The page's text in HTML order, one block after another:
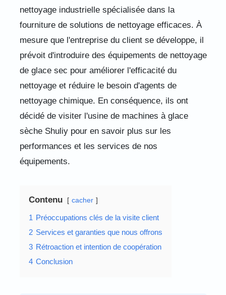
nettoyage industrielle spécialisée dans la
fourniture de solutions de nettoyage efficaces. À
mesure que l'entreprise du client se développe, il
prévoit d'introduire des équipements de nettoyage
de glace sec pour améliorer l'efficacité du
nettoyage et réduire le besoin d'agents de
nettoyage chimique. En conséquence, ils ont
décidé de visiter l'usine de machines à glace
sèche Shuliy pour en savoir plus sur les
performances et les services de nos
équipements.
Contenu cacher
1 Préoccupations clés de la visite client
2 Services et garanties que nous offrons
3 Rétroaction et intention de coopération
4 Conclusion